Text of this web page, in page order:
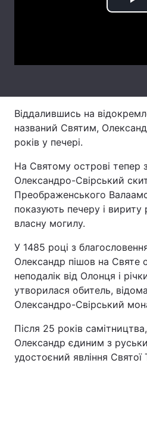
Послуги
Віддалившись на
названий Святим,
років у печері.
На Святому острові тепер
Олександро-Свірський
Преображенського
показують печеру і вириту
власну могилу.
У 1485 році з
Олександр пішов на Святе
неподалік від Олонця і
утворилася обитель,
Олександро-Свірський
Після 25 років
Олександр єдиним з
удостоєний явління Святої